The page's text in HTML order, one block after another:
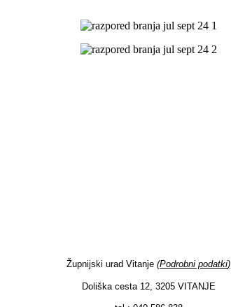
Župnijski urad Vitanje (Podrobni podatki)
Doliška cesta 12, 3205 VITANJE